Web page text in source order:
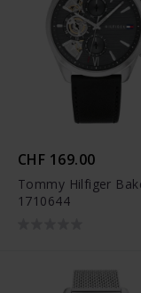
CHF 169.00
Tommy Hilfiger
1710644